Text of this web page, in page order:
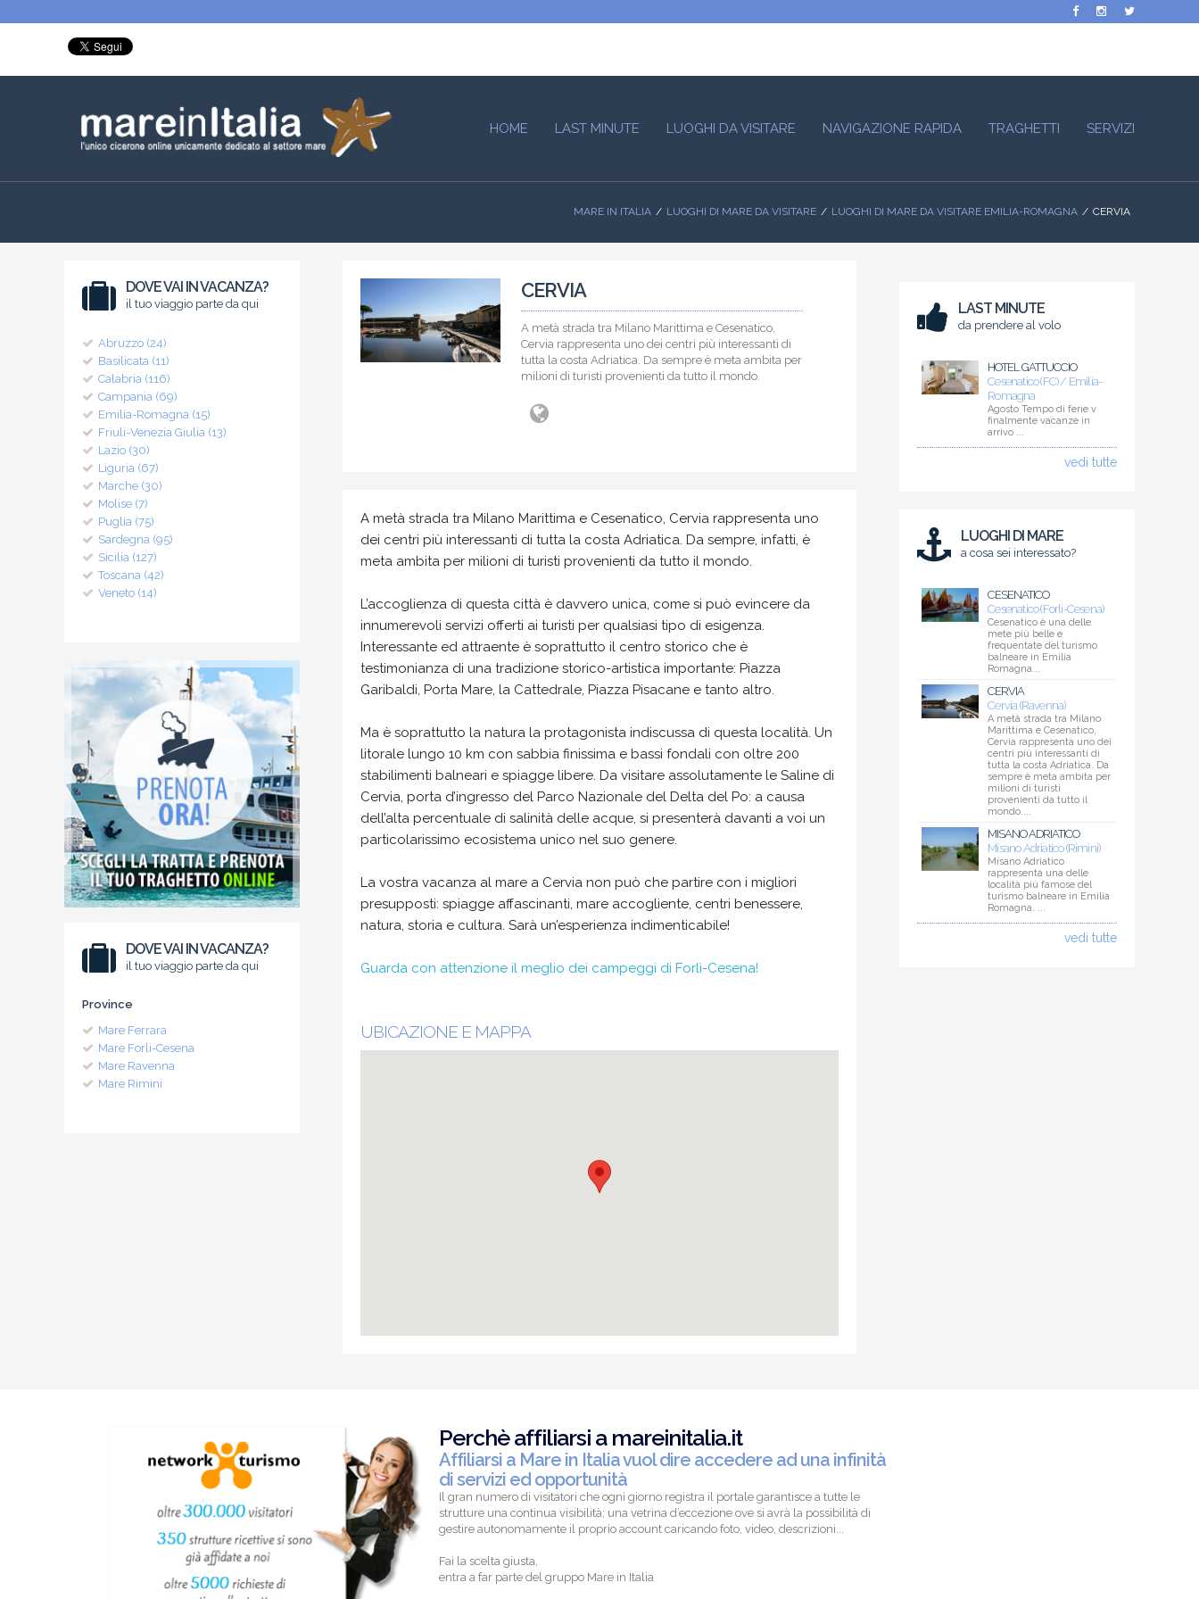
HOME LAST MINUTE LUOGHI DA VISITARE NAVIGAZIONE RAPIDA TRAGHETTI SERVIZI
MARE IN ITALIA LUOGHI DI MARE DA VISITARE LUOGHI DI MARE DA VISITARE EMILIA-ROMAGNA CERVIA
DOVE VAI IN VACANZA?
il tuo viaggio parte da qui
Abruzzo (24)
Basilicata (11)
Calabria (116)
Campania (69)
Emilia-Romagna (15)
Friuli-Venezia Giulia (13)
Lazio (30)
Liguria (67)
Marche (30)
Molise (7)
Puglia (75)
Sardegna (95)
Sicilia (127)
Toscana (42)
Veneto (14)
DOVE VAI IN VACANZA?
il tuo viaggio parte da qui
Province
Mare Ferrara
Mare Forli-Cesena
Mare Ravenna
Mare Rimini
CERVIA
A metà strada tra Milano Marittima e Cesenatico,
Cervia rappresenta uno dei centri più interessanti di
tutta la costa Adriatica. Da sempre è meta ambita per
milioni di turisti provenienti da tutto il mondo.
A metà strada tra Milano Marittima e Cesenatico, Cervia rappresenta uno
dei centri più interessanti di tutta la costa Adriatica. Da sempre, infatti, è
meta ambita per milioni di turisti provenienti da tutto il mondo.
L’accoglienza di questa città è davvero unica, come si può evincere da
innumerevoli servizi offerti ai turisti per qualsiasi tipo di esigenza.
Interessante ed attraente è soprattutto il centro storico che è
testimonianza di una tradizione storico-artistica importante: Piazza
Garibaldi, Porta Mare, la Cattedrale, Piazza Pisacane e tanto altro.
Ma è soprattutto la natura la protagonista indiscussa di questa località. Un
litorale lungo 10 km con sabbia finissima e bassi fondali con oltre 200
stabilimenti balneari e spiagge libere. Da visitare assolutamente le Saline di
Cervia, porta d’ingresso del Parco Nazionale del Delta del Po: a causa
dell’alta percentuale di salinità delle acque, si presenterà davanti a voi un
particolarissimo ecosistema unico nel suo genere.
La vostra vacanza al mare a Cervia non può che partire con i migliori
presupposti: spiagge affascinanti, mare accogliente, centri benessere,
natura, storia e cultura. Sarà un’esperienza indimenticabile!
Guarda con attenzione il meglio dei campeggi di Forlì-Cesena!
UBICAZIONE E MAPPA
LAST MINUTE
da prendere al volo
HOTEL GATTUCCIO
Cesenatico (FC) / Emilia-
Romagna
Agosto Tempo di ferie v
finalmente vacanze in
arrivo ...
vedi tutte
LUOGHI DI MARE
a cosa sei interessato?
CESENATICO
Cesenatico (Forli-Cesena)
Cesenatico è una delle
mete più belle e
frequentate del turismo
balneare in Emilia
Romagna...
CERVIA
Cervia (Ravenna)
A metà strada tra Milano
Marittima e Cesenatico,
Cervia rappresenta uno dei
centri più interessanti di
tutta la costa Adriatica. Da
sempre è meta ambita per
milioni di turisti
provenienti da tutto il
mondo....
MISANO ADRIATICO
Misano Adriatico (Rimini)
Misano Adriatico
rappresenta una delle
località più famose del
turismo balneare in Emilia
Romagna. ...
vedi tutte
Perchè affiliarsi a mareinitalia.it
Affiliarsi a Mare in Italia vuol dire accedere ad una infinità
di servizi ed opportunità
Il gran numero di visitatori che ogni giorno registra il portale garantisce a tutte le
strutture una continua visibilità; una vetrina d’eccezione ove si avrà la possibilità di
gestire autonomamente il proprio account caricando foto, video, descrizioni...
Fai la scelta giusta,
entra a far parte del gruppo Mare in Italia